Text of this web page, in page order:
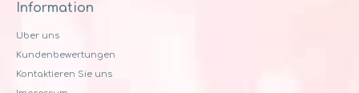
Information
Uber uns
Kundenbewertungen
Kontaktieren Sie uns